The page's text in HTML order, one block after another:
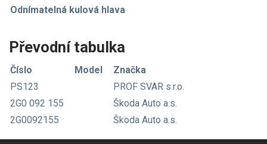
Odnímatelná kulová hlava
Převodní tabulka
Číslo Model
Značka
PS123
PROF SVAR s.r.o.
2G0 092 155
Škoda Auto a.s.
2G0092155
Škoda Auto a.s.